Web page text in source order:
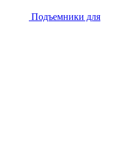
Подъемники для